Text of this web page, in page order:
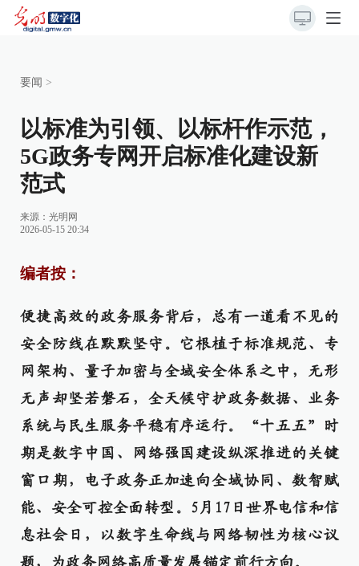
要闻 >
以标准为引领、以标杆作示范，
5G政务专网开启标准化建设新
范式
来源： 光明网
2026-05-15 20:34
编者按：
便捷高效的政务服务背后，总有一道看不见的
安全防线在默默坚守。它根植于标准规范、专
网架构、量子加密与全域安全体系之中，无形
无声却坚若磐石，全天候守护政务数据、业务
系统与民生服务平稳有序运行。
“十五五”时
期是数字中国、网络强国建设纵深推进的关键
窗口期，电子政务正加速向全域协同、数智赋
能、安全可控全面转型。5月17日世界电信和信
息社会日，以数字生命线与网络韧性为核心议
题，为政务网络高质量发展锚定前行方向。